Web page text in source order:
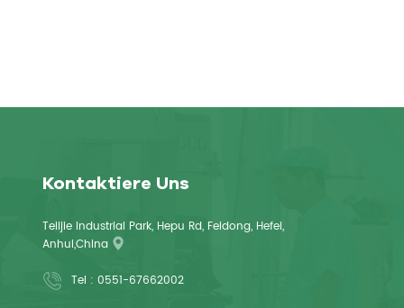
Kontaktiere Uns
Telijie Industrial Park, Hepu Rd, Feidong, Hefei,
Anhui,China
Tel : 0551-67662002